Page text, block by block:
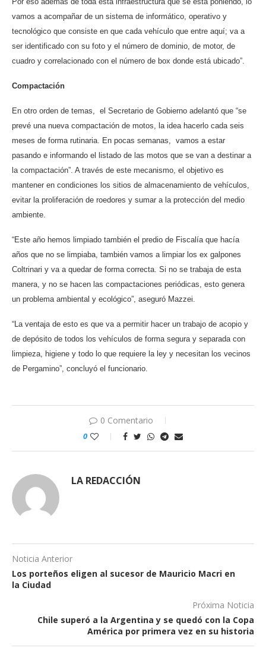
vamos a acompañar de un sistema de informático, operativo y
tecnológico que consiste en que cada vehículo que entre aquí; va a
ser identificado con su foto y el número de dominio, de motor, de
cuadro y correlacionado con el número de box donde está ubicado”.
Compactación
En otro orden de temas, el Secretario de Gobierno adelantó que “se
prevé una nueva compactación de motos, la idea hacerlo cada seis
meses de forma rutinaria. En pocas semanas, vamos a estar
pasando e informando el listado de las motos que se van a destinar a
la compactación”. A través de este mecanismo, el objetivo es
mantener en condiciones los sitios de almacenamiento de vehículos,
evitar la proliferación de roedores y sumar a la protección del medio
ambiente.
“Este año hemos limpiado también el predio de Fiscalía que hacía
años que no se limpiaba, también vamos a limpiar los ex galpones
Coltrinari y va a quedar de forma correcta. Si no se trabaja de esta
manera, y no se hacen las compactaciones periódicas, esto genera
un problema ambiental y ecológico”, aseguró Mazzei.
“La ventaja de esto es que va a permitir hacer un trabajo de acopio y
de depósito de todos los vehículos de forma segura y separada con
limpieza, higiene y todo lo que requiere la ley y necesitan los vecinos
de Pergamino”, concluyó el funcionario.
0 Comentario
0
LA REDACCIÓN
Noticia Anterior
Los porteños eligen al sucesor de Mauricio Macri en
la Ciudad
Próxima Noticia
Chile superó a la Argentina y se quedó con la Copa
América por primera vez en su historia